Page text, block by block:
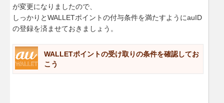
が変更になりましたので、
しっかりとWALLETポイントの付与条件を満たすようにauID
の登録を済ませておきましょう。
WALLETポイントの受け取りの条件を確認してお
こう